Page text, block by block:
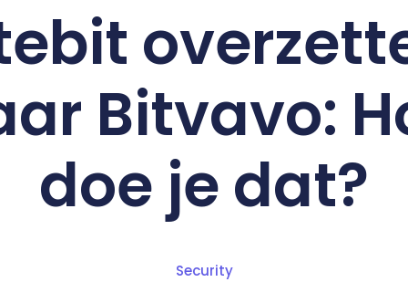
Bitvavo:
doe je dat?
Security